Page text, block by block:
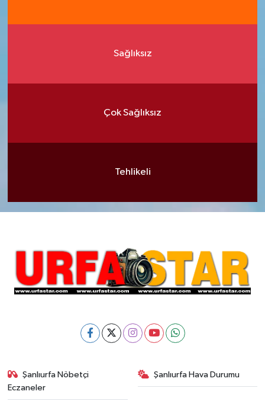
Sağlıksız
Çok Sağlıksız
Tehlikeli
Şanlıurfa Nöbetçi
Eczaneler
Şanlıurfa Hava Durumu